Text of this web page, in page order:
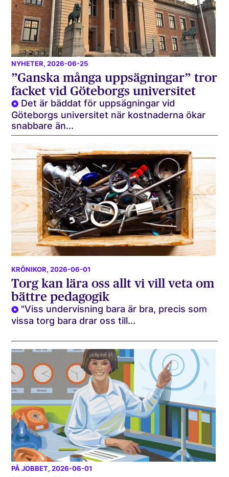
NYHETER, 2026-06-25
”Ganska många uppsägningar” tror
facket vid Göteborgs universitet
Det är bäddat för uppsägningar vid
Göteborgs universitet när kostnaderna ökar
snabbare än...
KRÖNIKOR, 2026-06-01
Torg kan lära oss allt vi vill veta om
bättre pedagogik
"Viss undervisning bara är bra, precis som
vissa torg bara drar oss till...
PÅ JOBBET, 2026-06-01